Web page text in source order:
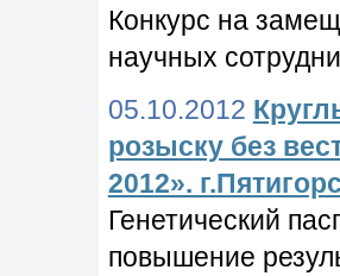
Конкурс на
научных
05.10.2012
розыску без
2012».
Генетический
повышение